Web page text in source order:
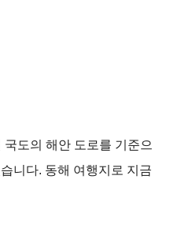
도의 해안 도로를 기준으
니다. 동해 여행지로 지금